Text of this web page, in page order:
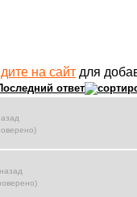
на сайт для
ответ